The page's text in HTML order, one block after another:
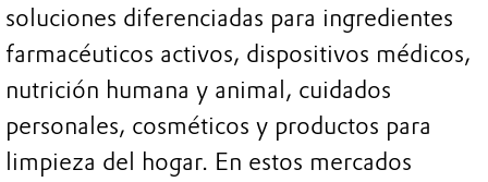
soluciones diferenciadas para ingredientes
farmacéuticos activos, dispositivos médicos,
nutrición humana y animal, cuidados
personales, cosméticos y productos para
limpieza del hogar. En estos mercados